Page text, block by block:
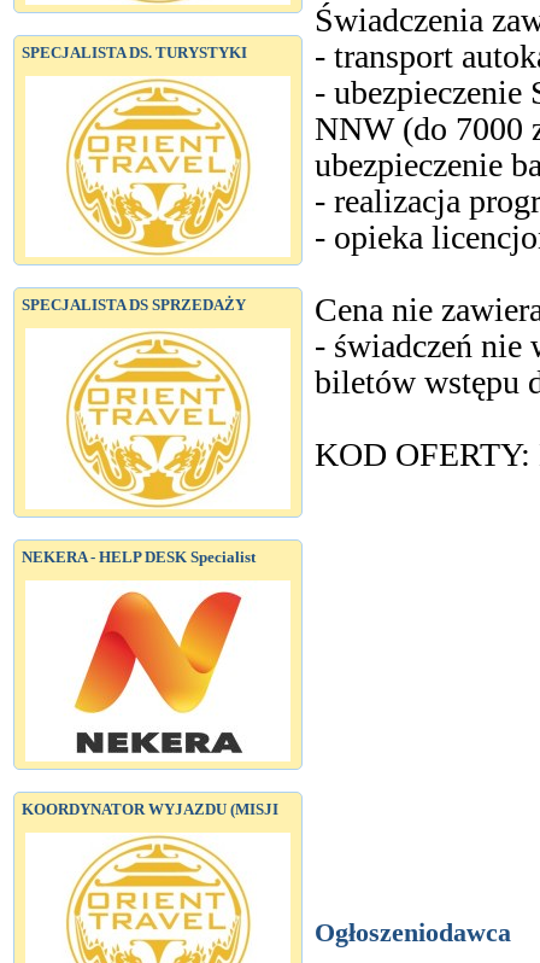
SPECJALISTA DS. TURYSTYKI
SPECJALISTA DS SPRZEDAŻY
NEKERA - HELP DESK Specialist
KOORDYNATOR WYJAZDU (MISJI
Świadczenia
- transport
-
NNW (do 7000
ubezpieczenie
- realizacja
- opieka
Cena nie
- świadczeń nie
biletów wstępu
KOD OFERTY:
Ogłoszeniodawca